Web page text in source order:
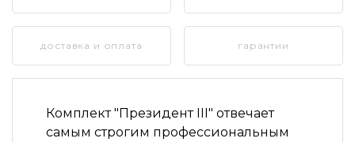
доставка и оплата гарантии
Комплект"Президент III" отвечает
самым строгим профессиональным